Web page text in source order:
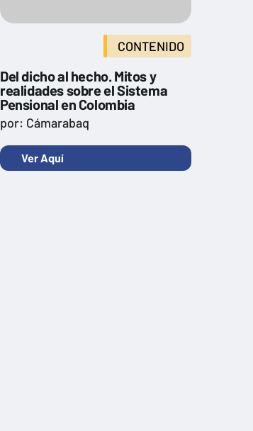
CONTENIDO
Del dicho al hecho. Mitos y
realidades sobre el Sistema
Pensional en Colombia
por: Cámarabaq
Ver Aquí